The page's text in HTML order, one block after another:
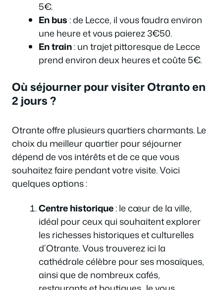
5€.
En bus : de Lecce, il vous faudra environ
une heure et vous paierez 3€50.
En train: un trajet pittoresque de Lecce
prend environ deux heures et coûte 5€.
Où séjourner pour visiter Otranto en
2 jours ?
Otrante offre plusieurs quartiers charmants. Le
choix du meilleur quartier pour séjourner
dépend de vos intérêts et de ce que vous
souhaitez faire pendant votre visite. Voici
quelques options :
Centre historique: le cœur de la ville,
idéal pour ceux qui souhaitent explorer
les richesses historiques et culturelles
d’Otrante. Vous trouverez ici la
cathédrale célèbre pour ses mosaïques,
ainsi que de nombreux cafés,